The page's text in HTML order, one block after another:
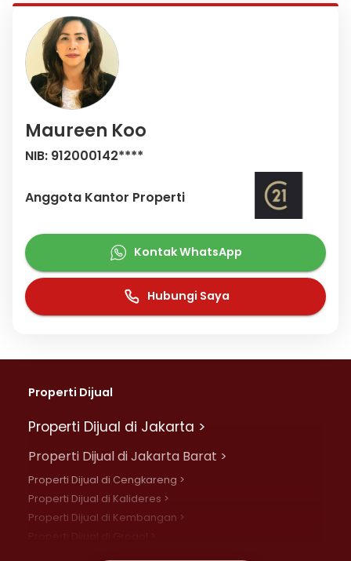
Maureen Koo
NIB: 912000142****
Anggota Kantor Properti
Kontak WhatsApp
Hubungi Saya
Properti Dijual
Properti Dijual di Jakarta >
Properti Dijual di Jakarta Barat >
Properti Dijual di Cengkareng >
Properti Dijual di Kalideres >
Properti Dijual di Kembangan >